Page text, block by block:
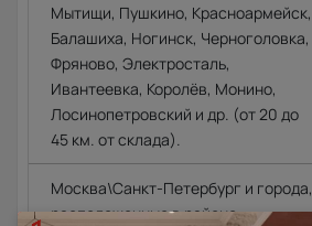
Мытищи, Пушкино, Красноармейск,
Балашиха, Ногинск, Черноголовка,
Фряново, Электросталь,
Ивантеевка, Королёв, Монино,
Лосинопетровский и др. (от 20 до
45 км. от склада).
Москва\Санкт-Петербург и города,
расположенные в районе